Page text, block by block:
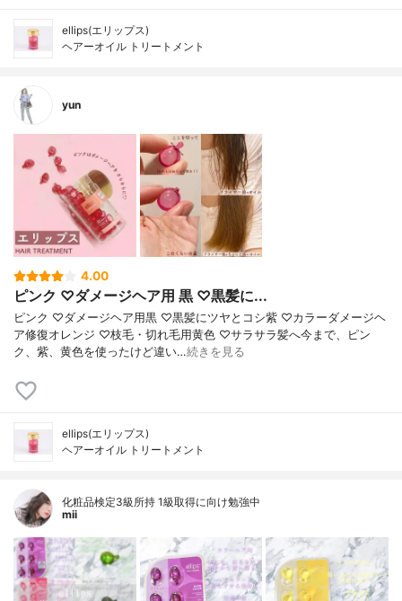
ellips(エリップス)
ヘアーオイル トリートメント
yun
4.00
ピンク ♡ダメージヘア用 黒 ♡黒髪に...
ピンク ♡ダメージヘア用黒 ♡黒髪にツヤとコシ紫 ♡カラーダメージヘ
ア修復オレンジ ♡枝毛・切れ毛用黄色 ♡サラサラ髪へ今まで、ピン
ク、紫、黄色を使ったけど違い…続きを見る
ellips(エリップス)
ヘアーオイル トリートメント
化粧品検定3級所持 1級取得に向け勉強中
mii